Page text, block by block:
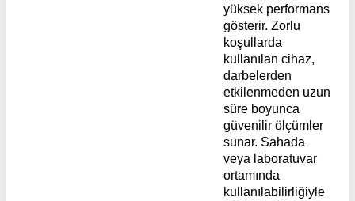
yüksek performans
gösterir. Zorlu
koşullarda
kullanılan cihaz,
darbelerden
etkilenmeden uzun
süre boyunca
güvenilir ölçümler
sunar. Sahada
veya laboratuvar
ortamında
kullanılabilirliğiyle